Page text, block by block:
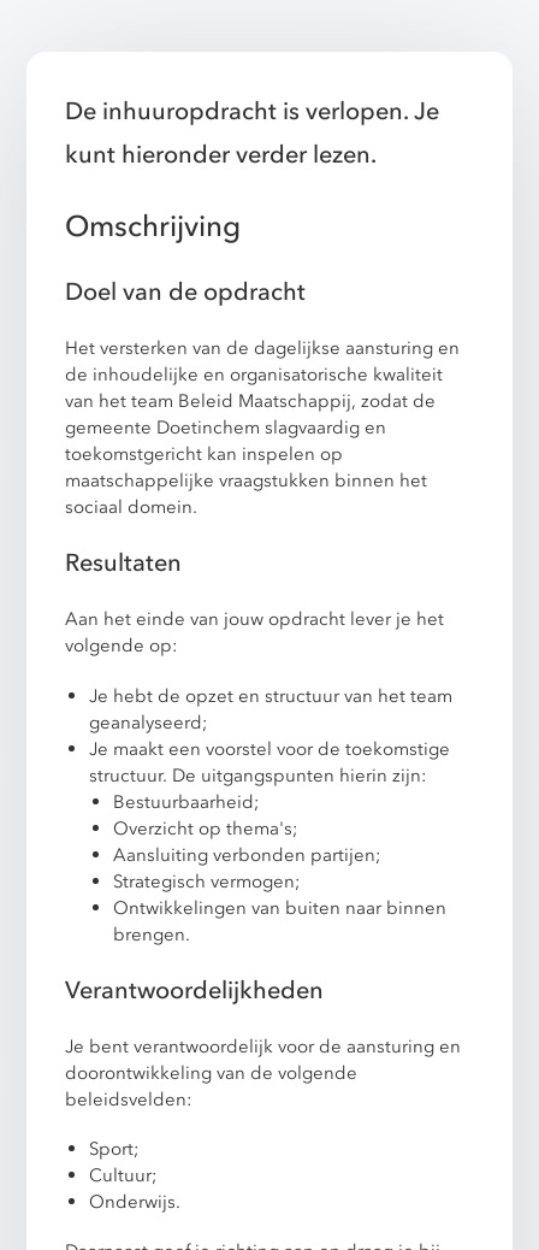
De inhuuropdracht is verlopen. Je
kunt hieronder verder lezen.
Omschrijving
Doel van de opdracht
Het versterken van de dagelijkse aansturing en
de inhoudelijke en organisatorische kwaliteit
van het team Beleid Maatschappij, zodat de
gemeente Doetinchem slagvaardig en
toekomstgericht kan inspelen op
maatschappelijke vraagstukken binnen het
sociaal domein.
Resultaten
Aan het einde van jouw opdracht lever je het
volgende op:
Je hebt de opzet en structuur van het team
geanalyseerd;
Je maakt een voorstel voor de toekomstige
structuur. De uitgangspunten hierin zijn:
Bestuurbaarheid;
Overzicht op thema's;
Aansluiting verbonden partijen;
Strategisch vermogen;
Ontwikkelingen van buiten naar binnen
brengen.
Verantwoordelijkheden
Je bent verantwoordelijk voor de aansturing en
doorontwikkeling van de volgende
beleidsvelden:
Sport;
Cultuur;
Onderwijs.